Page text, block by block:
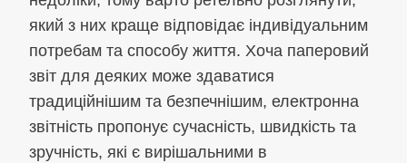
який з них краще відповідає індивідуальним
потребам та способу життя. Хоча паперовий
звіт для деяких може здаватися
традиційнішим та безпечнішим, електронна
звітність пропонує сучасність, швидкість та
зручність, які є вирішальними в